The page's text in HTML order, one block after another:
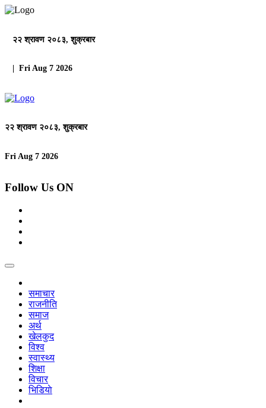
२२ श्रावण २०८३, शुक्रबार
| Fri Aug 7 2026
२२ श्रावण २०८३, शुक्रबार
Fri Aug 7 2026
Follow Us ON
समाचार
राजनीति
समाज
अर्थ
खेलकुद
विश्व
स्वास्थ्य
शिक्षा
विचार
भिडियाे